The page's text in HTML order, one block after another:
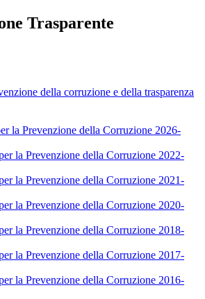
Trasparente
della corruzione e della trasparenza
la Prevenzione della Corruzione 2026-
la Prevenzione della Corruzione 2022-
la Prevenzione della Corruzione 2021-
la Prevenzione della Corruzione 2020-
la Prevenzione della Corruzione 2018-
la Prevenzione della Corruzione 2017-
la Prevenzione della Corruzione 2016-